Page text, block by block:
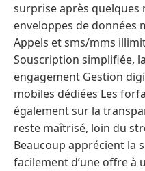
surprise après quelques
enveloppes de données
Appels et sms/mms
Souscription simplifiée,
engagement Gestion
mobiles dédiées Les
également sur la
reste maîtrisé, loin du
Beaucoup apprécient la
facilement d’une offre à